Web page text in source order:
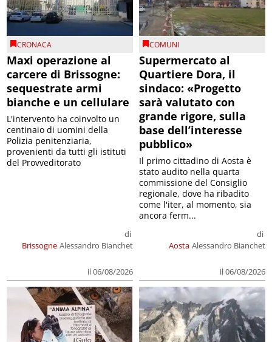
CRONACA
Maxi operazione al
carcere di Brissogne:
sequestrate armi
bianche e un cellulare
Brissogne
di
Alessandro Bianchet
il 06/08/2026
L'intervento ha coinvolto un
centinaio di uomini della
Polizia penitenziaria,
provenienti da tutti gli istituti
del Provveditorato
COMUNI
Supermercato al
Quartiere Dora, il
sindaco: «Progetto
sarà valutato con
grande rigore, sulla
base dell’interesse
pubblico»
Aosta
di
Alessandro Bianchet
il 06/08/2026
Il primo cittadino di Aosta è
stato audito nella quarta
commissione del Consiglio
regionale, dove ha ribadito
come l'iter, al momento, sia
ancora ferm...